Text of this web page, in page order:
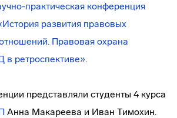
практическая конференция
развития правовых
Правовая охрана
в ретроспективе».
представляли студенты 4 курса
Анна Макареева и Иван Тимохин.